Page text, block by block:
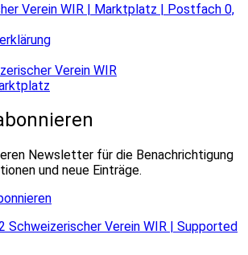
Verein WIR | Marktplatz | Postfach 0,
Verein WIR
Newsletter für die Benachrichtigung
und neue Einträge.
Schweizerischer Verein WIR | Supported